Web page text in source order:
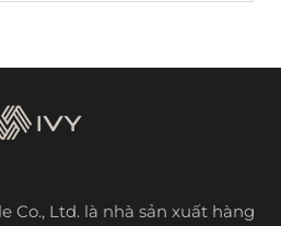
Co., Ltd. là nhà sản xuất hàng